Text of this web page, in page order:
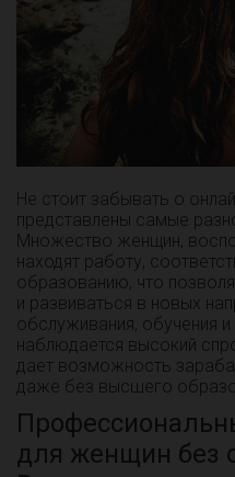
Не стоит забывать о
представлены самые
Множество женщин,
находят работу,
образованию, что
и развиваться в новых
обслуживания, обучения и
наблюдается высокий
дает возможность
даже без высшего
для женщин без